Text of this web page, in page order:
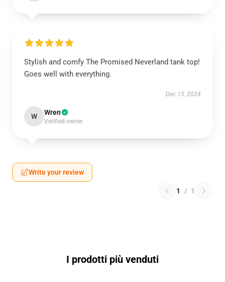
Stylish and comfy The Promised Neverland tank top!
Goes well with everything.
Dec 15, 2024
W Wren
Verified owner
Write your review
1 / 1
I prodotti più venduti